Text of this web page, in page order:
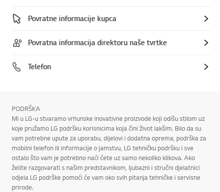
Povratne informacije kupca
Povratna informacija direktoru naše tvrtke
Telefon
PODRŠKA
Mi u LG-u stvaramo vrhunske inovativne proizvode koji odišu stilom uz
koje pružamo LG podršku korisnicima koja čini život lakšim. Bilo da su
vam potrebne upute za uporabu, dijelovi i dodatna oprema, podrška za
mobilni telefon ili informacije o jamstvu, LG tehničku podršku i sve
ostalo što vam je potrebno naći ćete uz samo nekoliko klikova. Ako
želite razgovarati s našim predstavnikom, ljubazni i stručni djelatnici
odjela LG podrške pomoći će vam oko svih pitanja tehničke i servisne
prirode.